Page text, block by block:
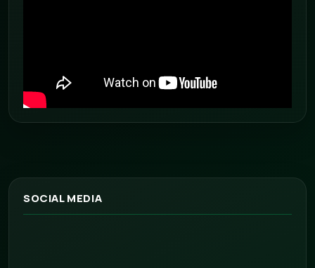
SOCIAL MEDIA